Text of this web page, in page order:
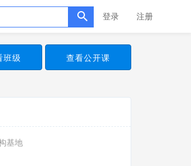
登录 注册
班级 查看公开课
基地